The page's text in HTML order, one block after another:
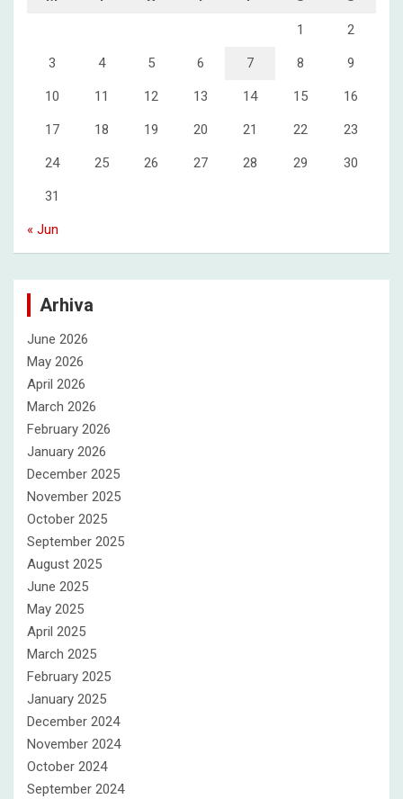
1 2
3 4 5 6 7 8 9
10 11 12 13 14 15 16
17 18 19 20 21 22 23
24 25 26 27 28 29 30
31
« Jun
Arhiva
June 2026
May 2026
April 2026
March 2026
February 2026
January 2026
December 2025
November 2025
October 2025
September 2025
August 2025
June 2025
May 2025
April 2025
March 2025
February 2025
January 2025
December 2024
November 2024
October 2024
September 2024